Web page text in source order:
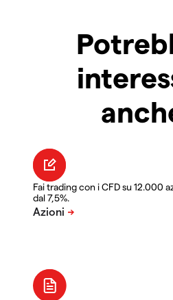
Fai trading con i CFD su 12.000
dal 7,5%.